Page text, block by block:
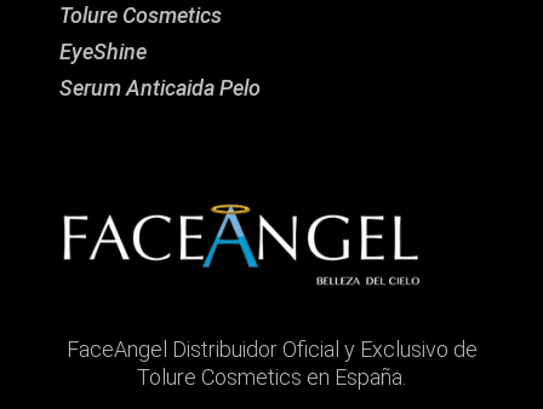
Tolure Cosmetics
EyeShine
Serum Anticaida Pelo
FaceAngel Distribuidor Oficial y Exclusivo de
Tolure Cosmetics en España.